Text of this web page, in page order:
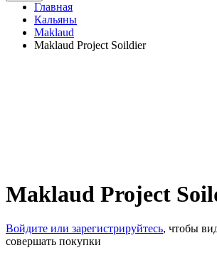
Главная
Кальяны
Maklaud
Maklaud Project Soildier
Maklaud Project
Войдите или зарегистрируйтесь, чтобы
совершать покупки